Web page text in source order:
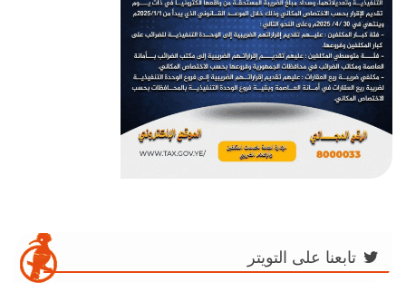
تابعنا على التويتر